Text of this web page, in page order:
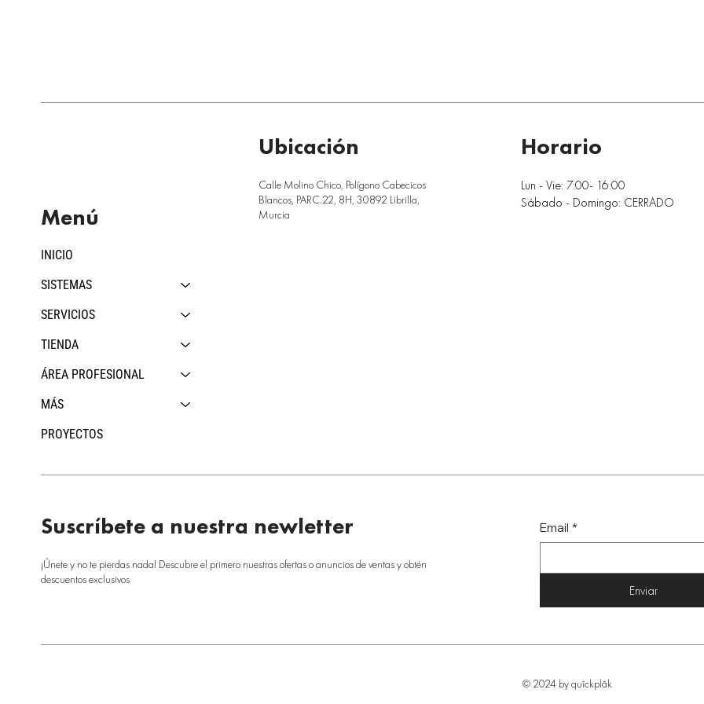
INICIO
SISTEMAS
SERVICIOS
TIENDA
ÁREA PROFESIONAL
MÁS
PROYECTOS
Menú
Ubicación
Calle Molino Chico, Polígono Cabecicos
Blancos, PARC.22, 8H, 30892 Librilla,
Murcia
Lun - Vie: 7:00- 16:00
Sábado - Domingo: CERRADO
Horario
Suscríbete a nuestra newletter
¡Únete y no te pierdas nada! Descubre el primero nuestras ofertas o anuncios de ventas y obtén
descuentos exclusivos
Email *
Enviar
© 2024 by quîckplâk